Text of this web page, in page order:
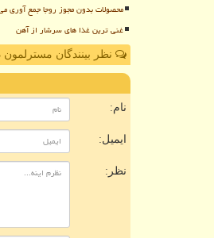
محصولات بدون مجوز روجا جمع آوری
غنی ترین غذا های سرشار از آهن
نظر بینندگان مسترلمون
نام:
ایمیل:
نظر: